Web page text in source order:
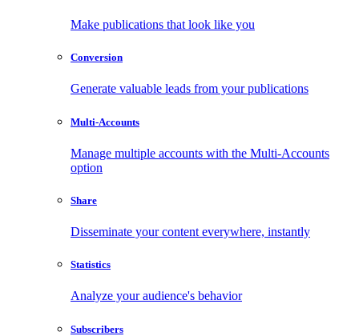
Make publications that look like you
Conversion
Generate valuable leads from your publications
Multi-Accounts
Manage multiple accounts with the Multi-Accounts
option
Share
Disseminate your content everywhere, instantly
Statistics
Analyze your audience's behavior
Subscribers